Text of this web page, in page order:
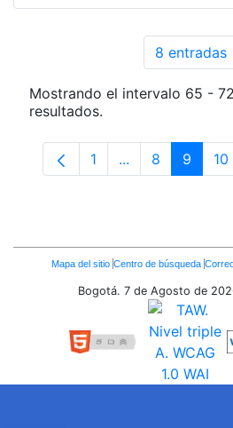
8 entradas
Por
Mostrando el intervalo 65 -
resultados.
Página
1 ...Páginas
Página
8 Página
9 10
Enlaces
Inferiores
Mapa del sitio Centro de búsqueda
Bogotá. 7 de Agosto de